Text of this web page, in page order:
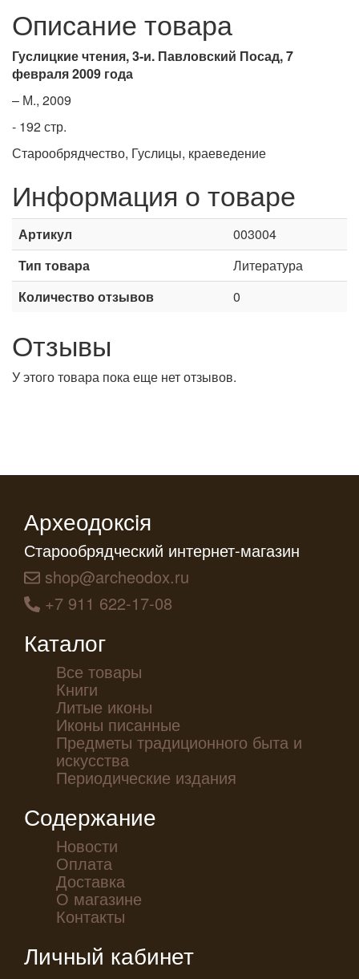
Описание товара
Гуслицкие чтения, 3-и. Павловский Посад, 7
февраля 2009 года
– М., 2009
- 192 стр.
Старообрядчество, Гуслицы, краеведение
Информация о товаре
Артикул
003004
Тип товара
Литература
Количество отзывов
0
Отзывы
У этого товара пока еще нет отзывов.
Археодоксiя
Старообрядческий интернет-магазин
shop@archeodox.ru
+7 911 622-17-08
Каталог
Все товары
Книги
Литые иконы
Иконы писанные
Предметы традиционного быта и
искусства
Периодические издания
Содержание
Новости
Оплата
Доставка
О магазине
Контакты
Личный кабинет